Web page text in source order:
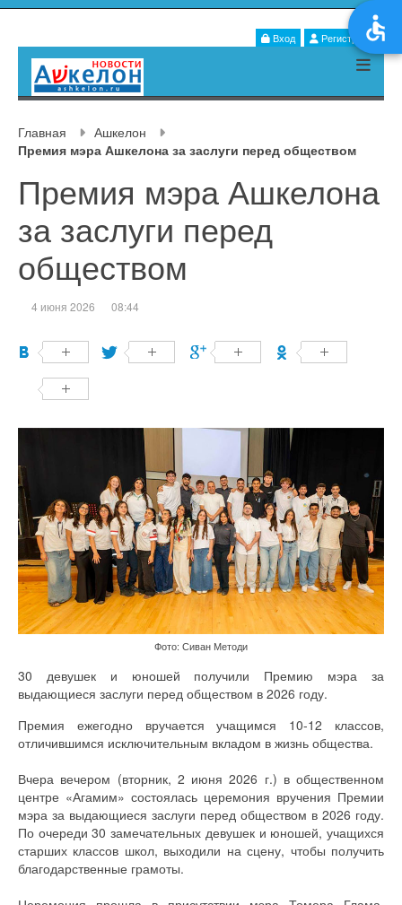
Вход Регистрация
Главная
Ашкелон
Премия мэра Ашкелона за заслуги перед обществом
Премия мэра Ашкелона
за заслуги перед
обществом
4 июня 2026 08:44
Фото: Сиван Методи
30 девушек и юношей получили Премию мэра за
выдающиеся заслуги перед обществом в 2026 году.
Премия ежегодно вручается учащимся 10-12 классов,
отличившимся исключительным вкладом в жизнь общества.
Вчера вечером (вторник, 2 июня 2026 г.) в общественном
центре «Агамим» состоялась церемония вручения Премии
мэра за выдающиеся заслуги перед обществом в 2026 году.
По очереди 30 замечательных девушек и юношей, учащихся
старших классов школ, выходили на сцену, чтобы получить
благодарственные грамоты.